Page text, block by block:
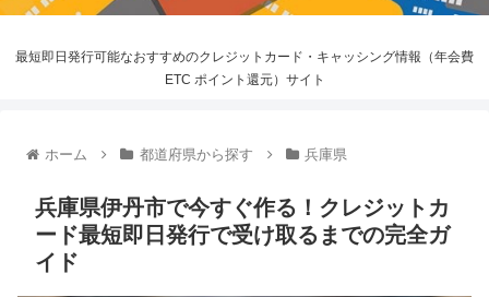
最短即日発行可能なおすすめのクレジットカード・キャッシング情報（年会費
ETC ポイント還元）サイト
ホーム 都道府県から探す 兵庫県
兵庫県伊丹市で今すぐ作る！クレジットカ
ード最短即日発行で受け取るまでの完全ガ
イド